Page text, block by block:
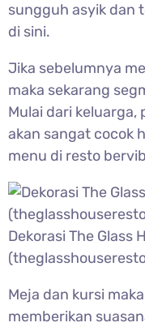
sungguh asyik dan
di sini.
Jika sebelumnya
maka sekarang
Mulai dari keluarga,
akan sangat cocok
menu di resto
Dekorasi The Glass
Meja dan kursi
memberikan